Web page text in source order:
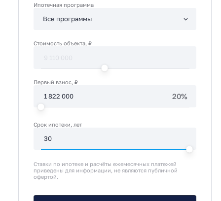
Ипотечная программа
Стоимость объекта, ₽
Первый взнос, ₽
20%
Срок ипотеки, лет
Ставки по ипотеке и расчёты ежемесячных платежей
приведены для информации, не являются публичной
офертой.